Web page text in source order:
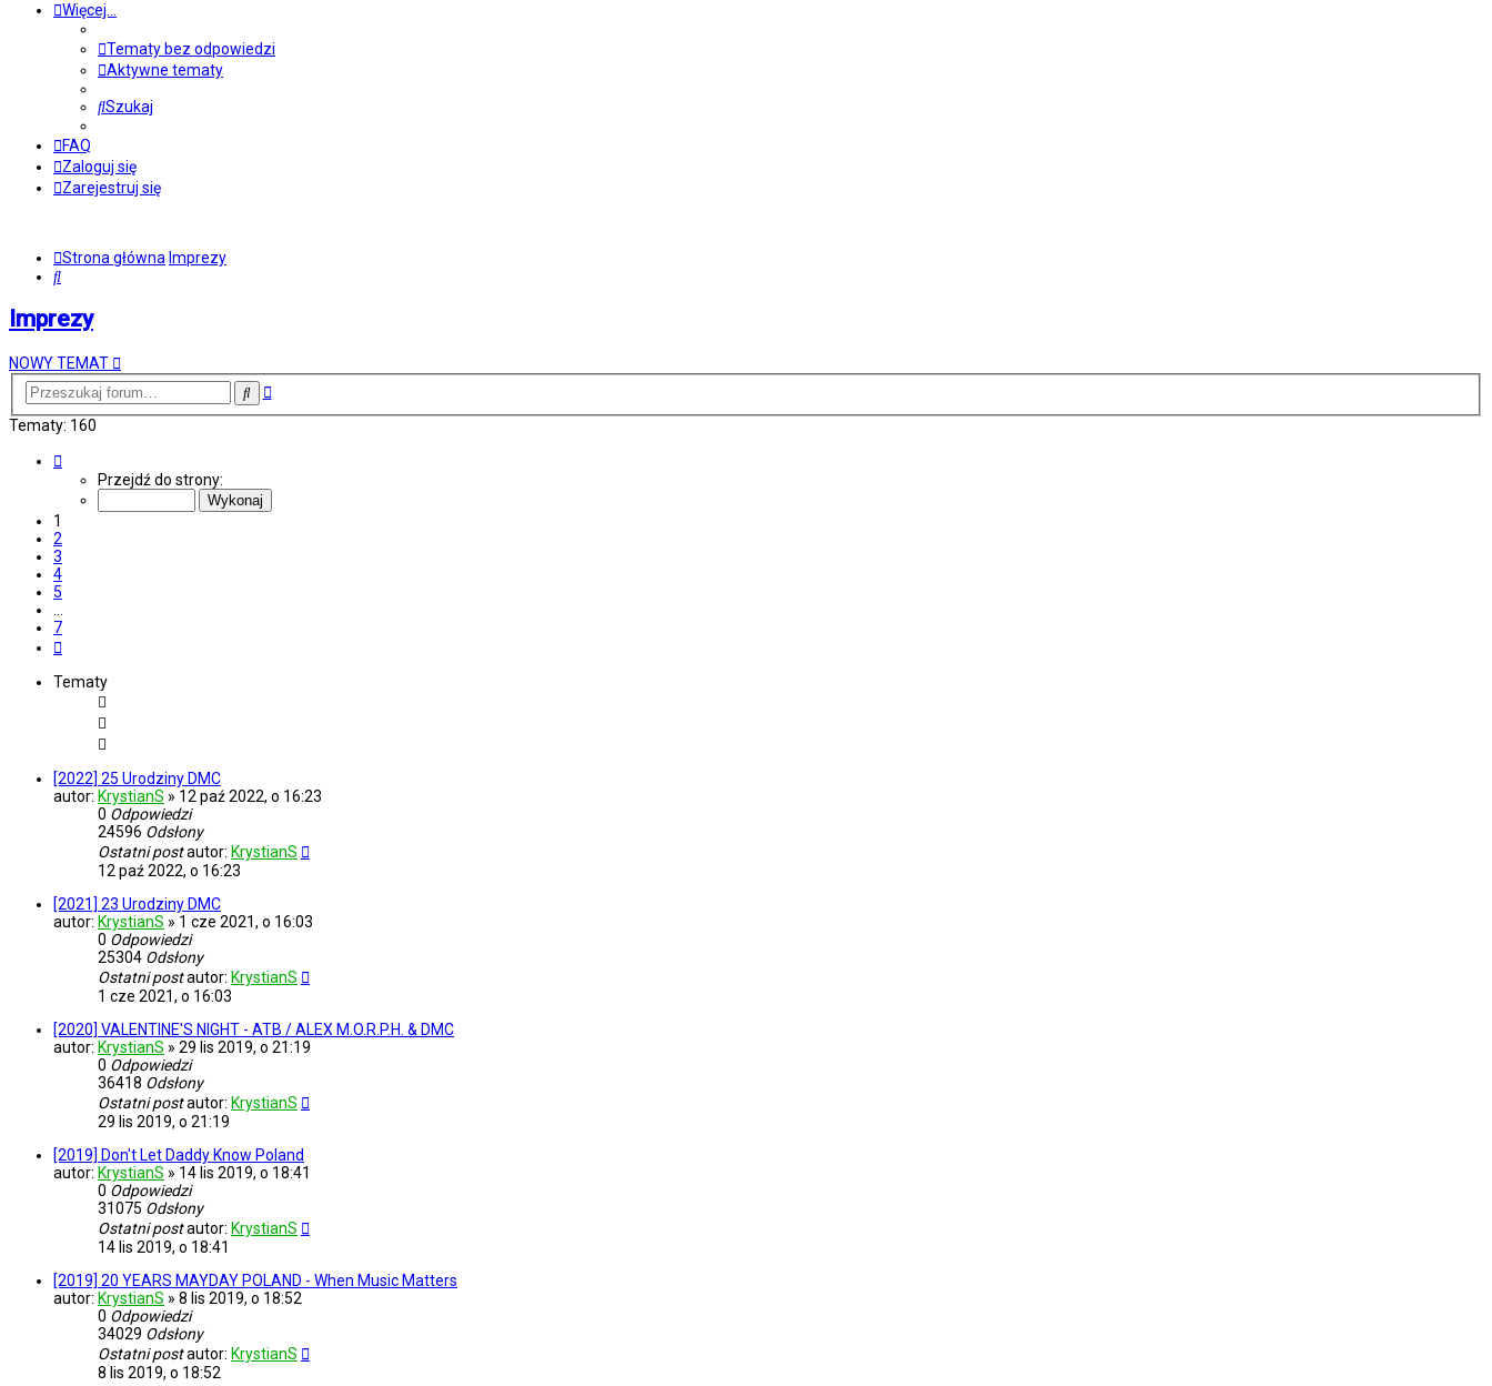
Więcej…
Tematy bez odpowiedzi
Aktywne tematy
Szukaj
FAQ
Zaloguj się
Zarejestruj się
Strona główna Imprezy
Szukaj
Imprezy
NOWY TEMAT
SzukajWyszukiwanie
Tematy: 160
Przejdź do strony:
1
2
3
4
5
…
7
Tematy
[2022] 25 Urodziny DMC
autor: KrystianS » 12 paź 2022, o 16:23
0 Odpowiedzi
24596 Odsłony
Ostatni postautor: KrystianS
12 paź 2022, o 16:23
[2021] 23 Urodziny DMC
autor: KrystianS » 1 cze 2021, o 16:03
0 Odpowiedzi
25304 Odsłony
Ostatni postautor: KrystianS
1 cze 2021, o 16:03
[2020] VALENTINE'S NIGHT - ATB / ALEX M.O.R.P.H. & DMC
autor: KrystianS » 29 lis 2019, o 21:19
0 Odpowiedzi
36418 Odsłony
Ostatni postautor: KrystianS
29 lis 2019, o 21:19
[2019] Don't Let Daddy Know Poland
autor: KrystianS » 14 lis 2019, o 18:41
0 Odpowiedzi
31075 Odsłony
Ostatni postautor: KrystianS
14 lis 2019, o 18:41
[2019] 20 YEARS MAYDAY POLAND - When Music Matters
autor: KrystianS » 8 lis 2019, o 18:52
0 Odpowiedzi
34029 Odsłony
Ostatni postautor: KrystianS
8 lis 2019, o 18:52